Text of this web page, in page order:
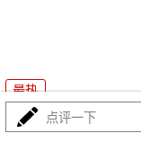
最热
点评一下